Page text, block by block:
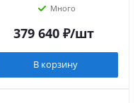
Много
379 640₽/шт
В корзину